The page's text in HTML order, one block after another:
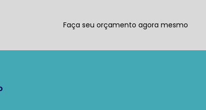
Faça seu orçamento agora mesmo